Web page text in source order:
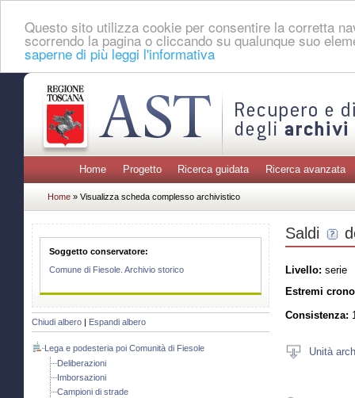
Questo sito utilizza cookie per consentire la corretta
scorrendo la pagina o cliccando su qualunque suo
saperne di più leggi l'informativa
Home Progetto Ricerca guidata Ricerca avanzata
Home » Visualizza scheda complesso archivistico
Soggetto conservatore:
Comune di Fiesole. Archivio storico
Chiudi albero Espandi albero
Lega e podesteria poi Comunità di Fiesole
Deliberazioni
Imborsazioni
Campioni di strade
Saldi
Livello: serie
Estremi
Consistenza:
Unità